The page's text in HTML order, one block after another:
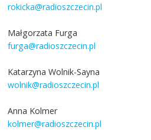
rokicka@radioszczecin.pl
Małgorzata Furga
furga@radioszczecin.pl
Katarzyna Wolnik-Sayna
wolnik@radioszczecin.pl
Anna Kolmer
kolmer@radioszczecin.pl